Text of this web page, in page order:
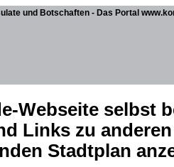
und Botschaften - Das Portal
Webseite selbst
Links zu
Stadtplan